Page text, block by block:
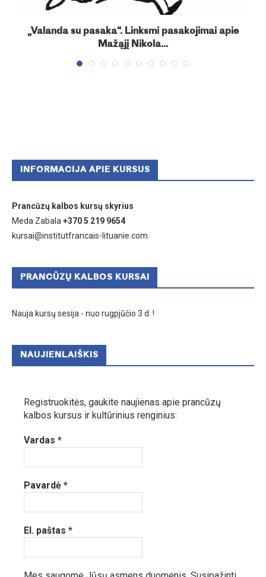
„Valanda su pasaka“. Linksmi pasakojimai apie
Mažąjį Nikola...
INFORMACIJA APIE KURSUS
Prancūzų kalbos kursų skyrius
Meda Zabala +370 5 219 9654
kursai@institutfrancais-lituanie.com
PRANCŪZŲ KALBOS KURSAI
Nauja kursų sesija - nuo rugpjūčio 3 d. !
NAUJIENLAIŠKIS
Registruokitės, gaukite naujienas apie prancūzų
kalbos kursus ir kultūrinius renginius:
Vardas *
Pavardė *
El. paštas *